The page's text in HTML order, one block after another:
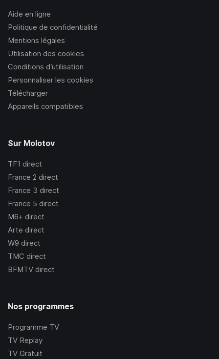
Aide en ligne
Politique de confidentialité
Mentions légales
Utilisation des cookies
Conditions d’utilisation
Personnaliser les cookies
Télécharger
Appareils compatibles
Sur Molotov
TF1 direct
France 2 direct
France 3 direct
France 5 direct
M6+ direct
Arte direct
W9 direct
TMC direct
BFMTV direct
Nos programmes
Programme TV
TV Replay
TV Gratuit